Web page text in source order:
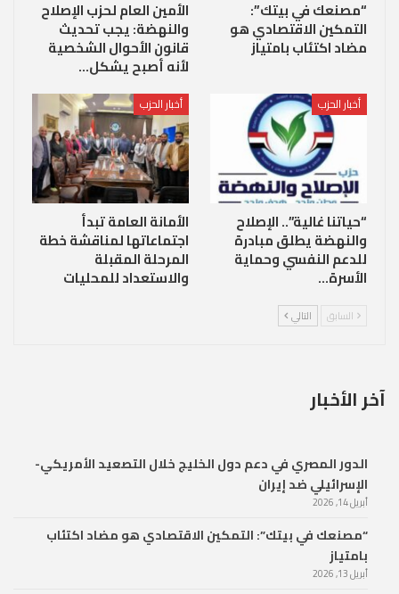
“مصنعك في بيتك”:
التمكين الاقتصادي هو
مضاد اكتئاب بامتياز
الأمين العام لحزب الإصلاح
والنهضة: يجب تحديث
قانون الأحوال الشخصية
لأنه أصبح يشكل…
أخبار الحزب
“حياتنا غالية”.. الإصلاح
والنهضة يطلق مبادرة
للدعم النفسي وحماية
الأسرة…
أخبار الحزب
الأمانة العامة تبدأ
اجتماعاتها لمناقشة خطة
المرحلة المقبلة
والاستعداد للمحليات
السابق التالي
آخر الأخبار
الدور المصري في دعم دول الخليج خلال التصعيد الأمريكي-
الإسرائيلي ضد إيران
أبريل 14, 2026
“مصنعك في بيتك”: التمكين الاقتصادي هو مضاد اكتئاب
بامتياز
أبريل 13, 2026